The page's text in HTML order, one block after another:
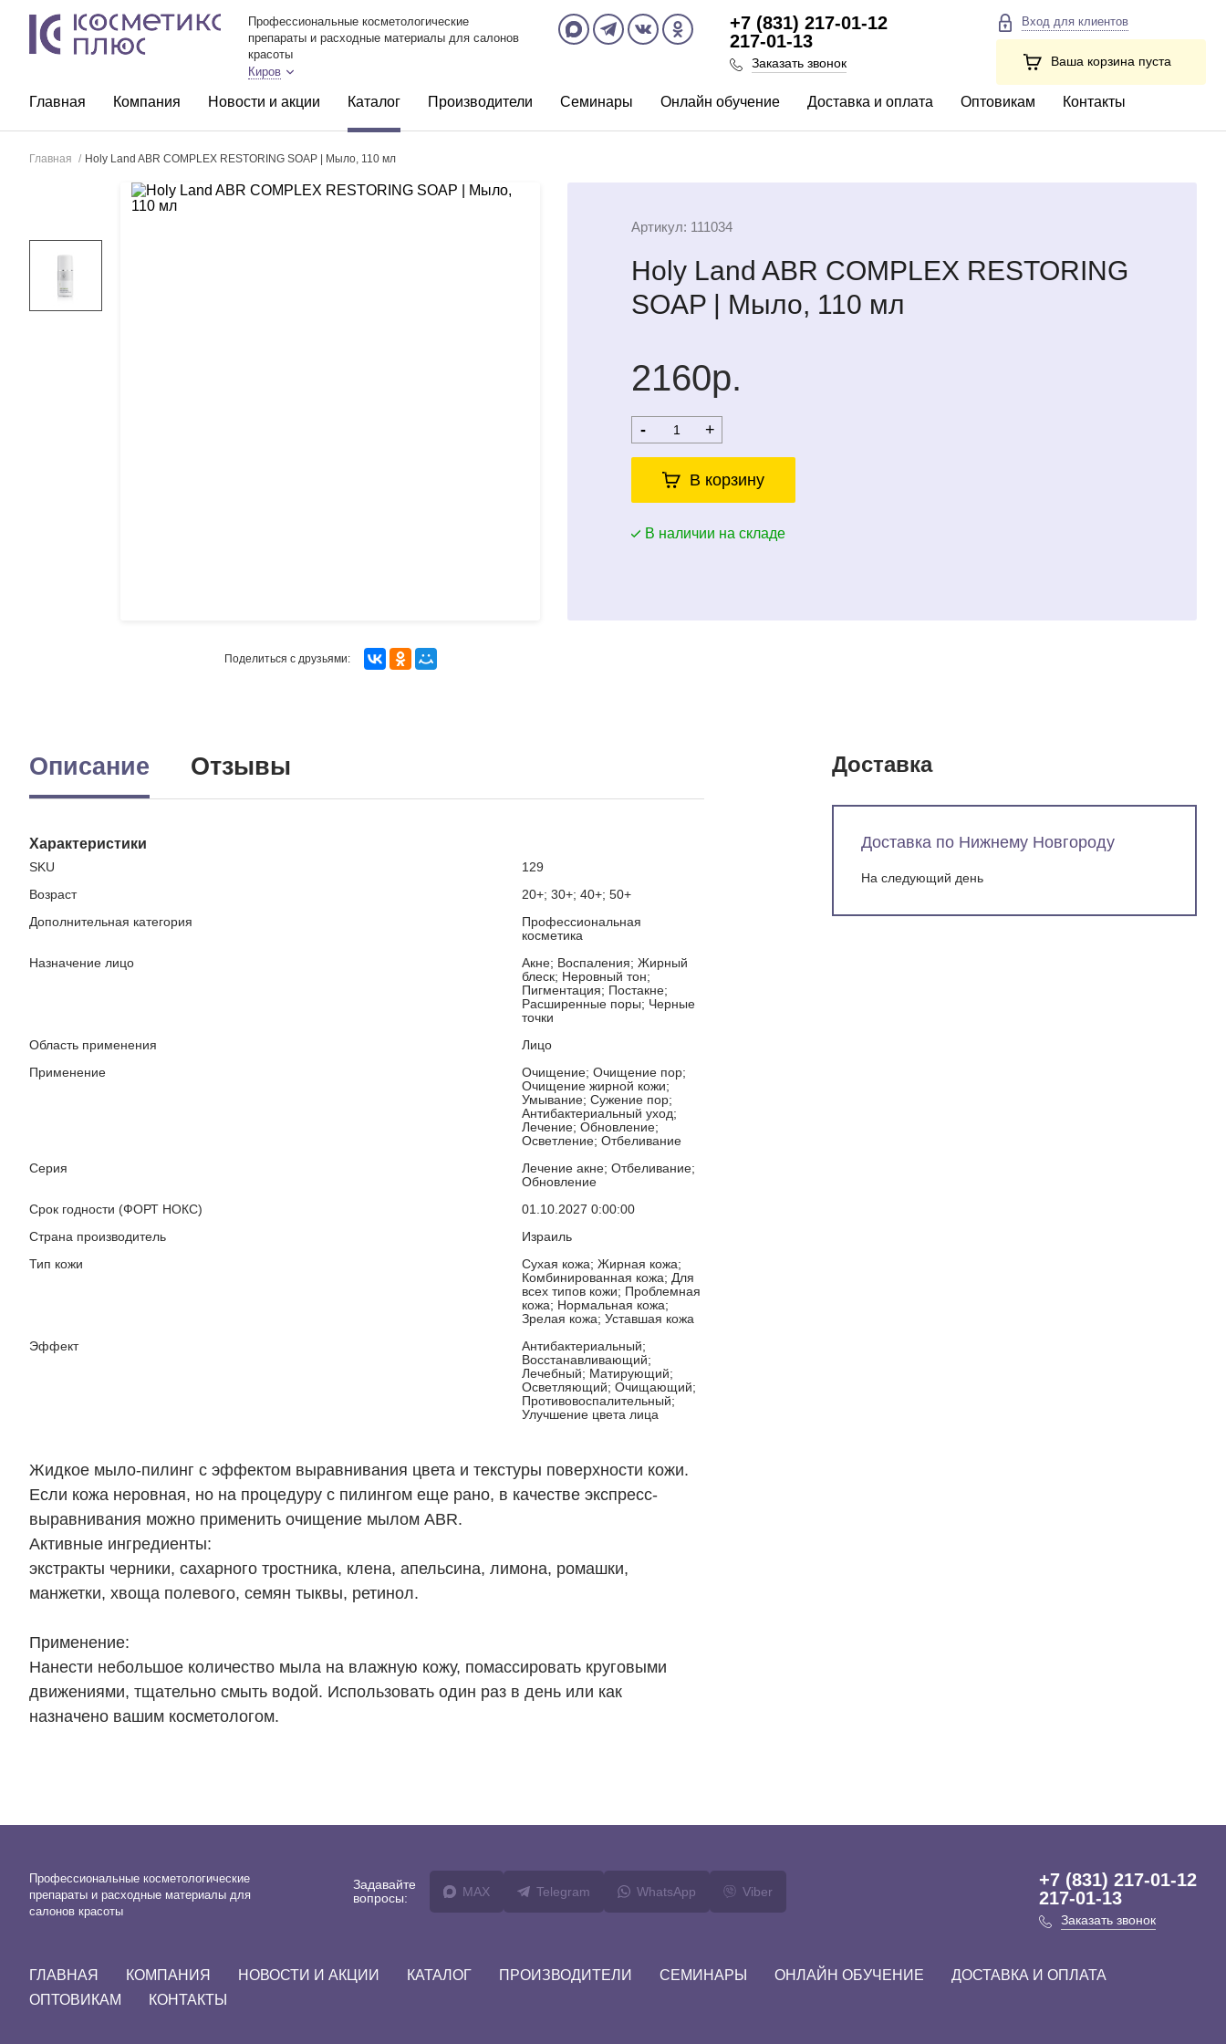
Профессиональные косметологические
препараты и расходные материалы для салонов
красоты
Киров
+7 (831) 217-01-12
217-01-13
Заказать звонок
Вход для клиентов
Ваша корзина пуста
Главная Компания Новости и акции Каталог Производители Семинары Онлайн обучение Доставка и оплата Оптовикам Контакты
Главная / Holy Land ABR COMPLEX RESTORING SOAP | Мыло, 110 мл
Поделиться с друзьями:
Артикул: 111034
Holy Land ABR COMPLEX RESTORING
SOAP | Мыло, 110 мл
2160р.
- +
В корзину
В наличии на складе
Описание Отзывы
Характеристики
SKU
129
Возраст
20+; 30+; 40+; 50+
Дополнительная категория
Профессиональная
косметика
Назначение лицо
Акне; Воспаления; Жирный
блеск; Неровный тон;
Пигментация; Постакне;
Расширенные поры; Черные
точки
Область применения
Лицо
Применение
Очищение; Очищение пор;
Очищение жирной кожи;
Умывание; Сужение пор;
Антибактериальный уход;
Лечение; Обновление;
Осветление; Отбеливание
Серия
Лечение акне; Отбеливание;
Обновление
Срок годности (ФОРТ НОКС)
01.10.2027 0:00:00
Страна производитель
Израиль
Тип кожи
Сухая кожа; Жирная кожа;
Комбинированная кожа; Для
всех типов кожи; Проблемная
кожа; Нормальная кожа;
Зрелая кожа; Уставшая кожа
Эффект
Антибактериальный;
Восстанавливающий;
Лечебный; Матирующий;
Осветляющий; Очищающий;
Противовоспалительный;
Улучшение цвета лица
Жидкое мыло-пилинг с эффектом выравнивания цвета и текстуры поверхности кожи.
Если кожа неровная, но на процедуру с пилингом еще рано, в качестве экспресс-
выравнивания можно применить очищение мылом ABR.
Активные ингредиенты:
экстракты черники, сахарного тростника, клена, апельсина, лимона, ромашки,
манжетки, хвоща полевого, семян тыквы, ретинол.
Применение:
Нанести небольшое количество мыла на влажную кожу, помассировать круговыми
движениями, тщательно смыть водой. Использовать один раз в день или как
назначено вашим косметологом.
Доставка
Доставка по Нижнему Новгороду
На следующий день
Профессиональные косметологические
препараты и расходные материалы для
салонов красоты
Задавайте
вопросы:
MAX Telegram WhatsApp Viber
+7 (831) 217-01-12
217-01-13
Заказать звонок
ГЛАВНАЯ КОМПАНИЯ НОВОСТИ И АКЦИИ КАТАЛОГ ПРОИЗВОДИТЕЛИ СЕМИНАРЫ ОНЛАЙН ОБУЧЕНИЕ
ДОСТАВКА И ОПЛАТА
ОПТОВИКАМ
КОНТАКТЫ